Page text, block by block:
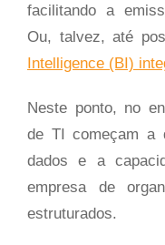
facilitando a
Ou, talvez, até
Intelligence (BI)
Neste ponto, no
de TI começam a
dados e a
empresa de
estruturados.